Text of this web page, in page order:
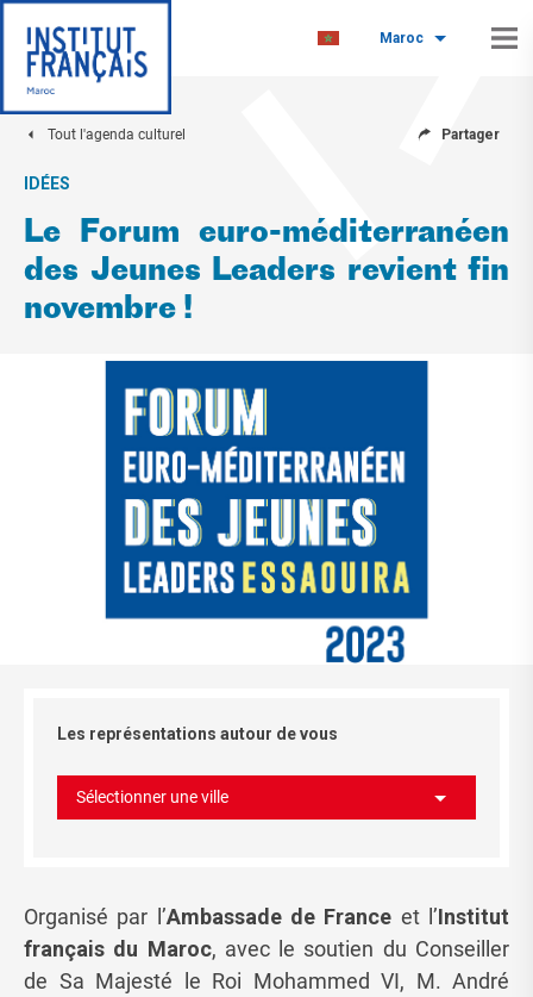
Maroc
Tout l'agenda culturel Partager
IDÉES
Le Forum euro-méditerranéen
des Jeunes Leaders revient fin
novembre !
Les représentations autour de vous
Sélectionner une ville
Organisé par l’Ambassade de France et l’Institut
français du Maroc, avec le soutien du Conseiller
de Sa Majesté le Roi Mohammed VI, M. André